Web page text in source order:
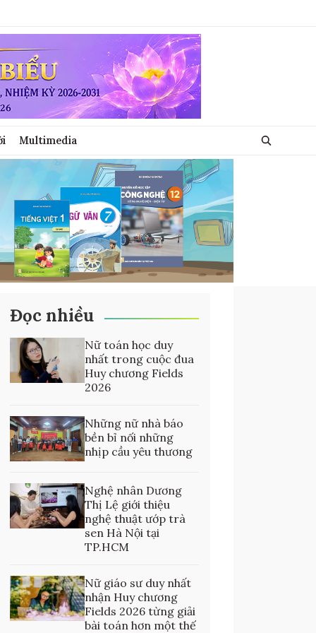
Multimedia
Đọc nhiều
Nữ toán học duy
nhất trong cuộc đua
Huy chương Fields
2026
Những nữ nhà báo
bền bỉ nối những
nhịp cầu yêu thương
Nghệ nhân Dương
Thị Lệ giới thiệu
nghệ thuật ướp trà
sen Hà Nội tại
TP.HCM
Nữ giáo sư duy nhất
nhận Huy chương
Fields 2026 từng giải
bài toán hơn một thế